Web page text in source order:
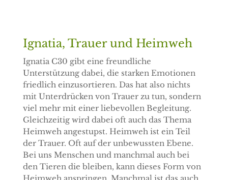
Ignatia, Trauer und Heimweh
Ignatia C30 gibt eine freundliche
Unterstützung dabei, die starken Emotionen
friedlich einzusortieren. Das hat also nichts
mit Unterdrücken von Trauer zu tun, sondern
viel mehr mit einer liebevollen Begleitung.
Gleichzeitig wird dabei oft auch das Thema
Heimweh angestupst. Heimweh ist ein Teil
der Trauer. Oft auf der unbewussten Ebene.
Bei uns Menschen und manchmal auch bei
den Tieren die bleiben, kann dieses Form von